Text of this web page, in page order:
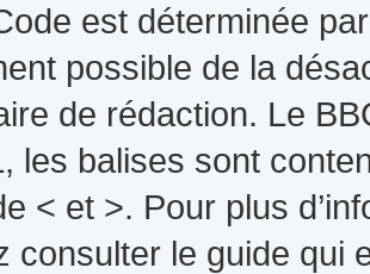
est déterminée
possible de la
de rédaction. Le
les balises sont
< et >. Pour plus
consulter le guide qui